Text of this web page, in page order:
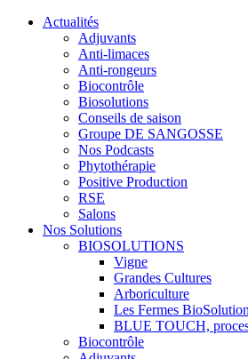
Actualités
Adjuvants
Anti-limaces
Anti-rongeurs
Biocontrôle
Biosolutions
Conseils de saison
Groupe DE SANGOSSE
Nos Podcasts
Phytothérapie
Positive Production
RSE
Salons
Nos Solutions
BIOSOLUTIONS
Vigne
Grandes Cultures
Arboriculture
Les Fermes
BLUE TOUCH,
Biocontrôle